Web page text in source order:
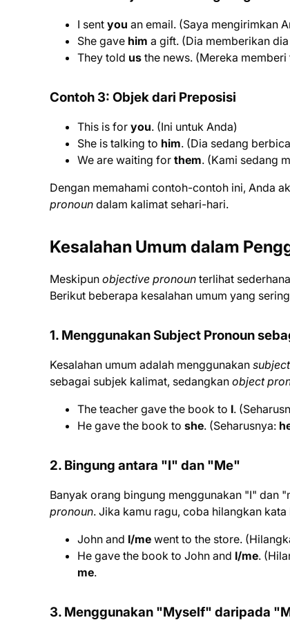
I sent you an email. (Saya mengirimkan
She gave him a gift. (Dia memberikan
They told us the news. (Mereka
Contoh 3: Objek dari Preposisi
This is for you. (Ini untuk Anda)
She is talking to him. (Dia sedang
We are waiting for them. (Kami sedang
Dengan memahami contoh-contoh ini, Anda
pronoun dalam kalimat sehari-hari.
Kesalahan Umum dalam
Meskipun objective pronoun terlihat
Berikut beberapa kesalahan umum yang
1. Menggunakan Subject Pronoun
Kesalahan umum adalah menggunakan
sebagai subjek kalimat, sedangkan object
The teacher gave the book to I.
He gave the book to she. (Seharusnya:
2. Bingung antara "I" dan "Me"
Banyak orang bingung menggunakan "I" dan
pronoun. Jika kamu ragu, coba hilangkan
John and I/me went to the store.
He gave the book to John and I/me.
me.
3. Menggunakan "Myself" daripada